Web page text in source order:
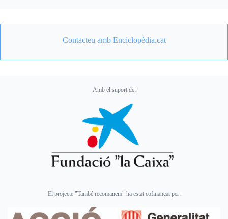
Contacteu amb Enciclopèdia.cat
Amb el suport de:
El projecte "També recomanem" ha estat cofinançat per: